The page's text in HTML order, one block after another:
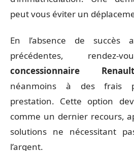
peut vous éviter un
En l’absence de succès
précédentes,
concessionnaire Renault
néanmoins à des frais
prestation. Cette option
comme un dernier recours,
solutions ne nécessitant
l’argent.